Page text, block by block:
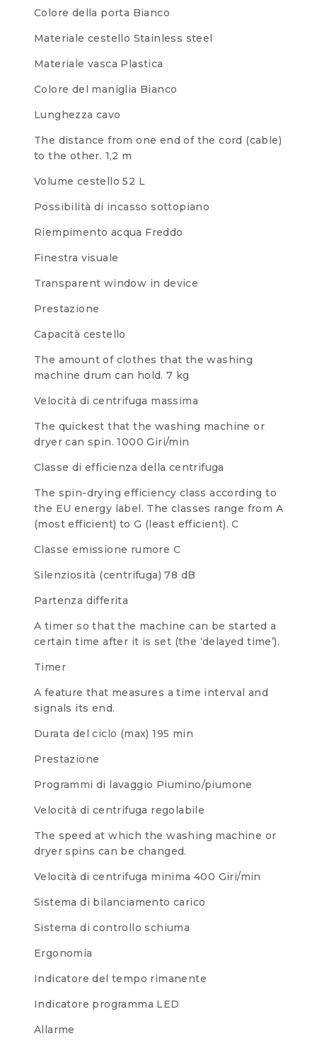
Colore della porta Bianco
Materiale cestello Stainless steel
Materiale vasca Plastica
Colore del maniglia Bianco
Lunghezza cavo
The distance from one end of the cord (cable)
to the other. 1,2 m
Volume cestello 52 L
Possibilità di incasso sottopiano
Riempimento acqua Freddo
Finestra visuale
Transparent window in device
Prestazione
Capacità cestello
The amount of clothes that the washing
machine drum can hold. 7 kg
Velocità di centrifuga massima
The quickest that the washing machine or
dryer can spin. 1000 Giri/min
Classe di efficienza della centrifuga
The spin-drying efficiency class according to
the EU energy label. The classes range from A
(most efficient) to G (least efficient). C
Classe emissione rumore C
Silenziosità (centrifuga) 78 dB
Partenza differita
A timer so that the machine can be started a
certain time after it is set (the ‘delayed time’).
Timer
A feature that measures a time interval and
signals its end.
Durata del ciclo (max) 195 min
Prestazione
Programmi di lavaggio Piumino/piumone
Velocità di centrifuga regolabile
The speed at which the washing machine or
dryer spins can be changed.
Velocità di centrifuga minima 400 Giri/min
Sistema di bilanciamento carico
Sistema di controllo schiuma
Ergonomia
Indicatore del tempo rimanente
Indicatore programma LED
Allarme